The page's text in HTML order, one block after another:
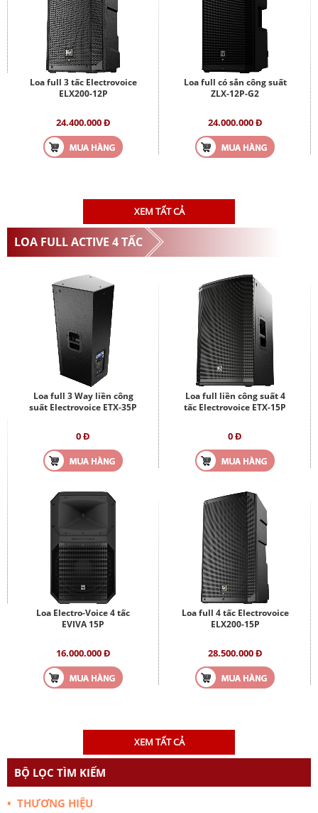
Loa full 3 tấc Electrovoice
ELX200-12P
24.400.000 Đ
Loa full có sẳn công suất
ZLX-12P-G2
24.000.000 Đ
XEM TẤT CẢ
LOA FULL ACTIVE 4 TẤC
Loa full 3 Way liền công
suất Electrovoice ETX-35P
0 Đ
Loa full liền công suất 4
tấc Electrovoice ETX-15P
0 Đ
Loa Electro-Voice 4 tấc
EVIVA 15P
16.000.000 Đ
Loa full 4 tấc Electrovoice
ELX200-15P
28.500.000 Đ
XEM TẤT CẢ
BỘ LỌC TÌM KIẾM
• THƯƠNG HIỆU